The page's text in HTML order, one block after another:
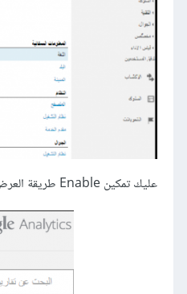
عليك تمكين Enable طريقة العرض هذه لمعرفة تركيبة العمر والجنس لجمهورك كما في الصورة التالية: